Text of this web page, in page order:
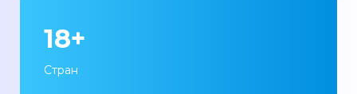
18+
Стран